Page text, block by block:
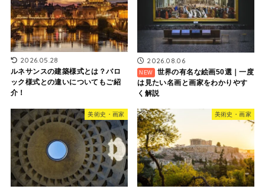
2026.05.28
ルネサンスの建築様式とは？バロ
ック様式との違いについてもご紹
介！
2026.08.06
世界の有名な絵画50選｜一度
は見たい名画と画家をわかりやす
く解説
美術史・画家 美術史・画家